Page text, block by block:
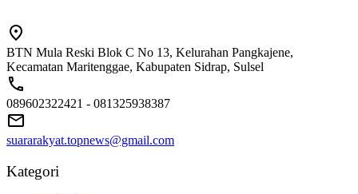
BTN Mula Reski Blok C No 13, Kelurahan Pangkajene,
Kecamatan Maritenggae, Kabupaten Sidrap, Sulsel
089602322421 - 081325938387
suararakyat.topnews@gmail.com
Kategori